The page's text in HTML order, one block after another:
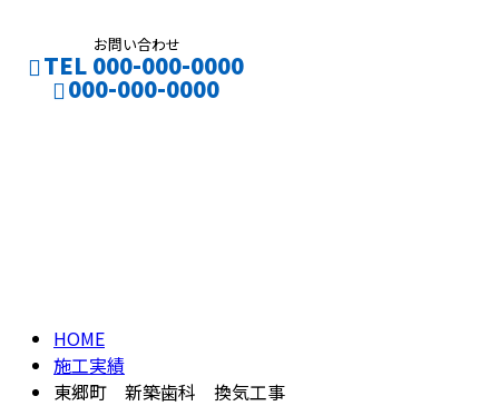
お問い合わせ
TEL 000-000-0000
000-000-0000
HOME
施工実績
東郷町 新築歯科 換気工事